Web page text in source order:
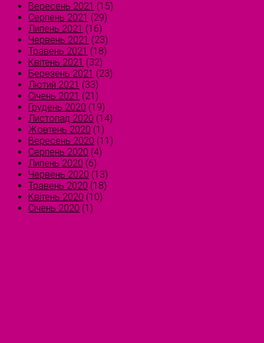
Вересень 2021 (15)
Серпень 2021 (29)
Липень 2021 (16)
Червень 2021 (23)
Травень 2021 (18)
Квітень 2021 (32)
Березень 2021 (23)
Лютий 2021 (33)
Січень 2021 (21)
Грудень 2020 (19)
Листопад 2020 (14)
Жовтень 2020 (1)
Вересень 2020 (11)
Серпень 2020 (4)
Липень 2020 (6)
Червень 2020 (13)
Травень 2020 (18)
Квітень 2020 (10)
Січень 2020 (1)